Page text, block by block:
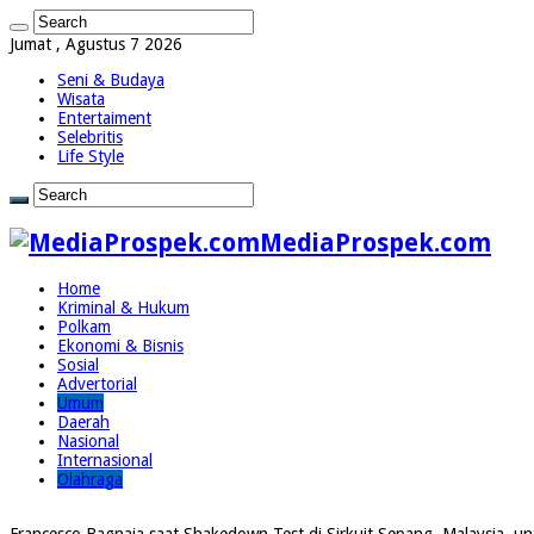
Jumat , Agustus 7 2026
Seni & Budaya
Wisata
Entertaiment
Selebritis
Life Style
MediaProspek.com
Home
Kriminal & Hukum
Polkam
Ekonomi & Bisnis
Sosial
Advertorial
Umum
Daerah
Nasional
Internasional
Olahraga